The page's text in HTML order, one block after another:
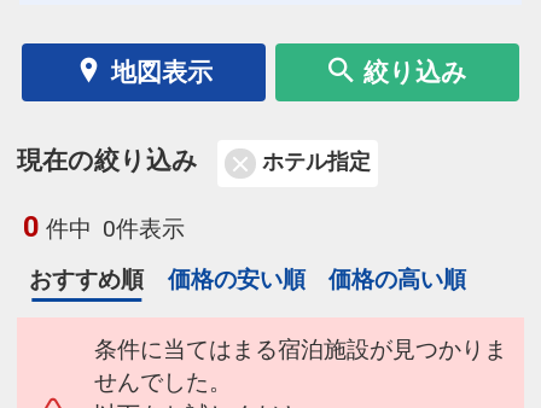
地図表示 絞り込み
現在の絞り込み ホテル指定
0 件中 0件表示
おすすめ順
価格の安い順 価格の高い順
条件に当てはまる宿泊施設が見つかりま
せんでした。